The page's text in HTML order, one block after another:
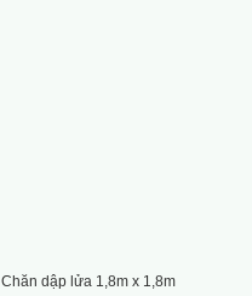
Chăn dập lửa 1,8m x 1,8m